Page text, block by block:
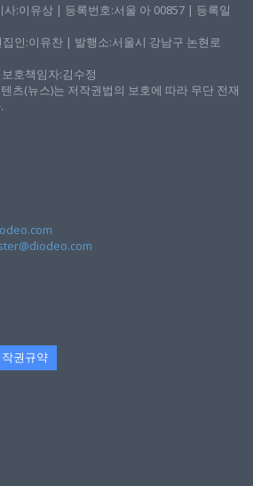
:이유상 | 등록번호:서울 아 00857 | 등록일
인:이유찬 | 발행소:서울시 강남구 논현로
호책임자:김수정
츠(뉴스)는 저작권법의 보호에 따라 무단 전재
권규약